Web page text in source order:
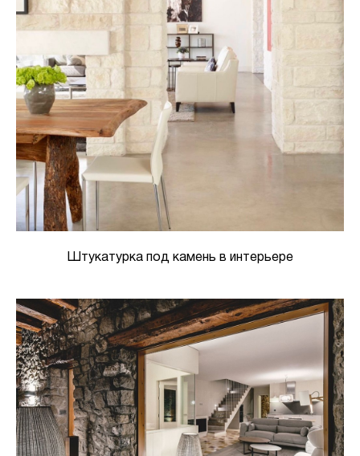
Штукатурка под камень в интерьере